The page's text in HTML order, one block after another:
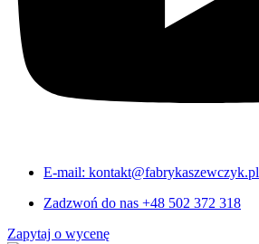
E-mail: kontakt@fabrykaszewczyk.pl
Zadzwoń do nas +48 502 372 318
Zapytaj o wycenę